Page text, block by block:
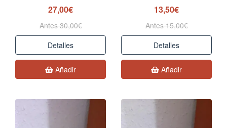
27,00€
Antes 30,00€
Detalles
Añadir
13,50€
Antes 15,00€
Detalles
Añadir